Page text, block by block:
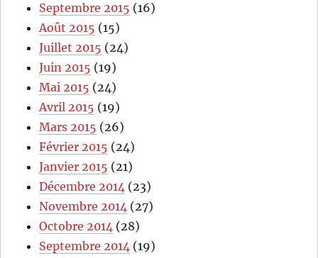
Septembre 2015 (16)
Août 2015 (15)
Juillet 2015 (24)
Juin 2015 (19)
Mai 2015 (24)
Avril 2015 (19)
Mars 2015 (26)
Février 2015 (24)
Janvier 2015 (21)
Décembre 2014 (23)
Novembre 2014 (27)
Octobre 2014 (28)
Septembre 2014 (19)